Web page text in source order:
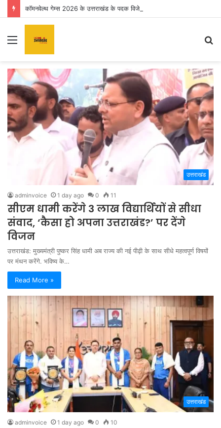
Menu
उत्तराखंड
adminvoice 1 day ago 0 11
सीएम धामी करेंगे 3 लाख विद्यार्थियों से सीधा
संवाद, ‘कैसा हो अपना उत्तराखंड?’ पर देंगे
विजन
उत्तराखंड: मुख्यमंत्री पुष्कर सिंह धामी अब राज्य की नई पीढ़ी के साथ सीधे महत्वपूर्ण विषयों
पर मंथन करेंगे. भविष्य के…
Read More »
उत्तराखंड
adminvoice 1 day ago 0 10